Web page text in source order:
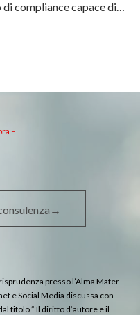
compliance capace di…
–
presso l’Alma Mater
e Social Media discussa con
titolo ” Il diritto d’autore e il